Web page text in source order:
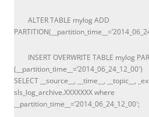
ALTER TABLE mylog ADD
INSERT OVERWRITE TABLE mylog
(__partition_time__=’2014_06_24_12_00′)
SELECT __source__, __time__, __topic__,
sls_log_archive.XXXXXXX where
__partition_time__=’2014_06_24_12_00′;